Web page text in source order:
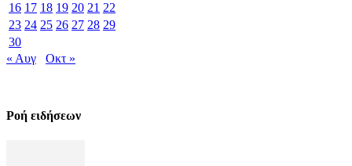
16 17 18 19 20 21 22
23 24 25 26 27 28 29
30
« Αυγ
Οκτ »
Ροή ειδήσεων